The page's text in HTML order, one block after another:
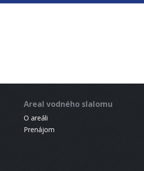
Areal vodného slalomu
O areáli
Prenájom